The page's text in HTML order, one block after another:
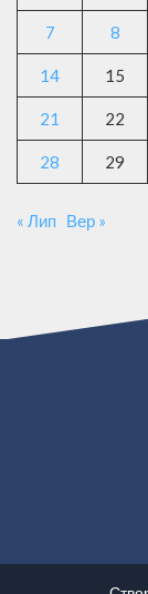
7 8
14 15
21 22
28 29
« Лип Вер »